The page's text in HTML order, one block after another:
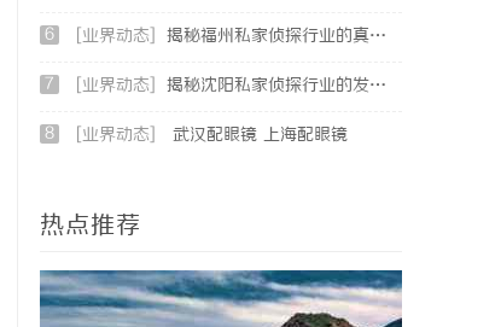
6 [业界动态] 揭秘福州私家侦探行业的真实面貌与专业服务
7 [业界动态] 揭秘沈阳私家侦探行业的发展与现实应用
8 [业界动态] 武汉配眼镜 上海配眼镜
热点推荐